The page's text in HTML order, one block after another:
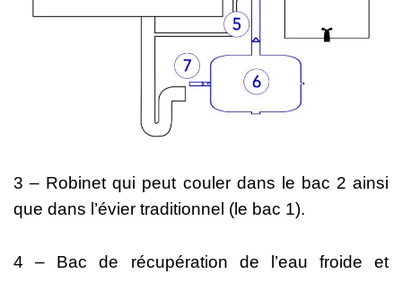
3 – Robinet qui peut couler dans le bac 2 ainsi
que dans l’évier traditionnel (le bac 1).
4 – Bac de récupération de l’eau froide et